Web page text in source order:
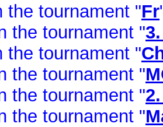
the tournament "Fr
the tournament "
the tournament "
the tournament "
the tournament "
the tournament "